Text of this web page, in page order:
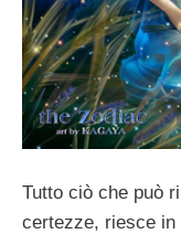
Tutto ciò che può
certezze, riesce in